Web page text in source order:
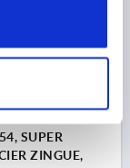
SUPER
ZINGUE,